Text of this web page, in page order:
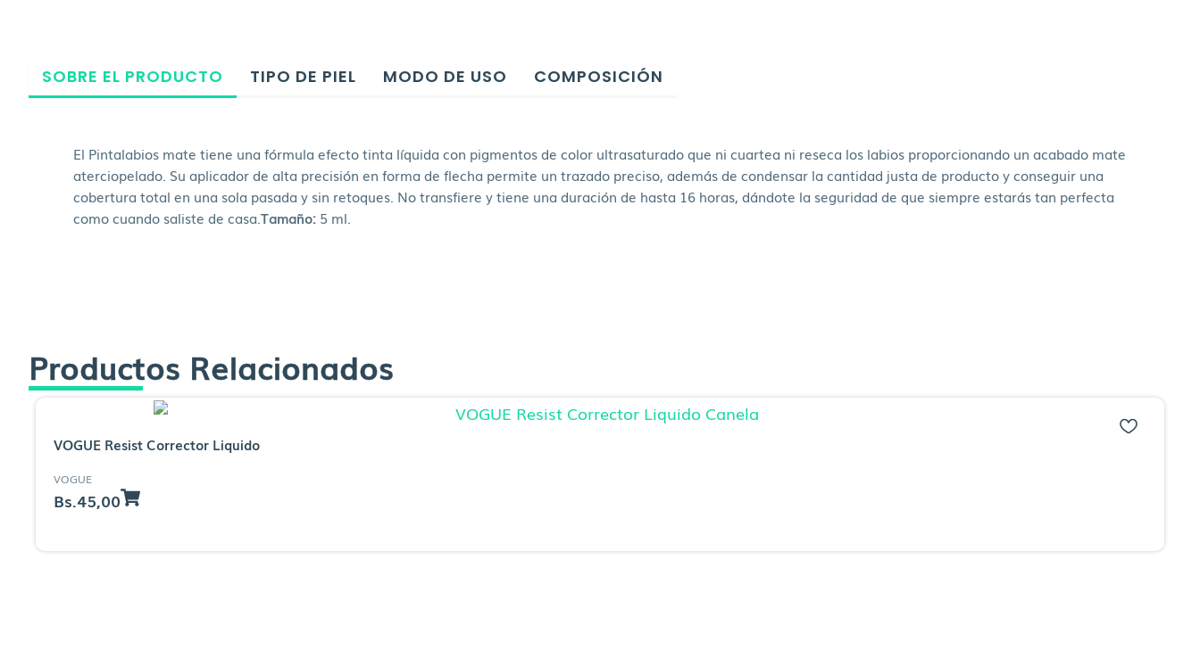
SOBRE EL PRODUCTO TIPO DE PIEL MODO DE USO COMPOSICIÓN
El Pintalabios mate tiene una fórmula efecto tinta líquida con pigmentos de color ultrasaturado que ni cuartea ni reseca los labios proporcionando un acabado mate
aterciopelado. Su aplicador de alta precisión en forma de flecha permite un trazado preciso, además de condensar la cantidad justa de producto y conseguir una
cobertura total en una sola pasada y sin retoques. No transfiere y tiene una duración de hasta 16 horas, dándote la seguridad de que siempre estarás tan perfecta
como cuando saliste de casa. Tamaño: 5 ml.
Productos Relacionados
VOGUE Resist Corrector Liquido
VOGUE
Bs.45,00